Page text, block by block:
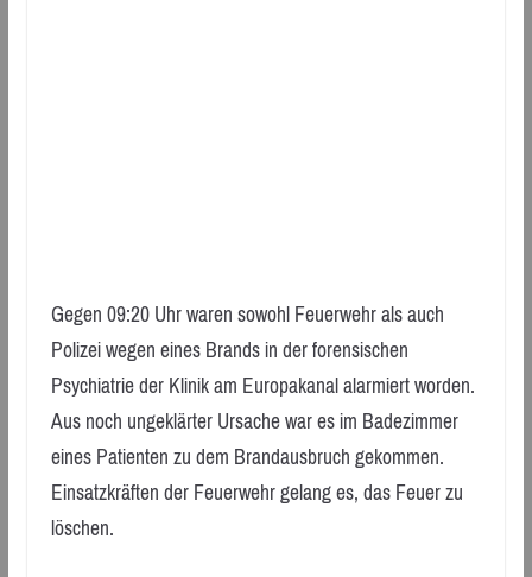
Gegen 09:20 Uhr waren sowohl Feuerwehr als auch
Polizei wegen eines Brands in der forensischen
Psychiatrie der Klinik am Europakanal alarmiert worden.
Aus noch ungeklärter Ursache war es im Badezimmer
eines Patienten zu dem Brandausbruch gekommen.
Einsatzkräften der Feuerwehr gelang es, das Feuer zu
löschen.